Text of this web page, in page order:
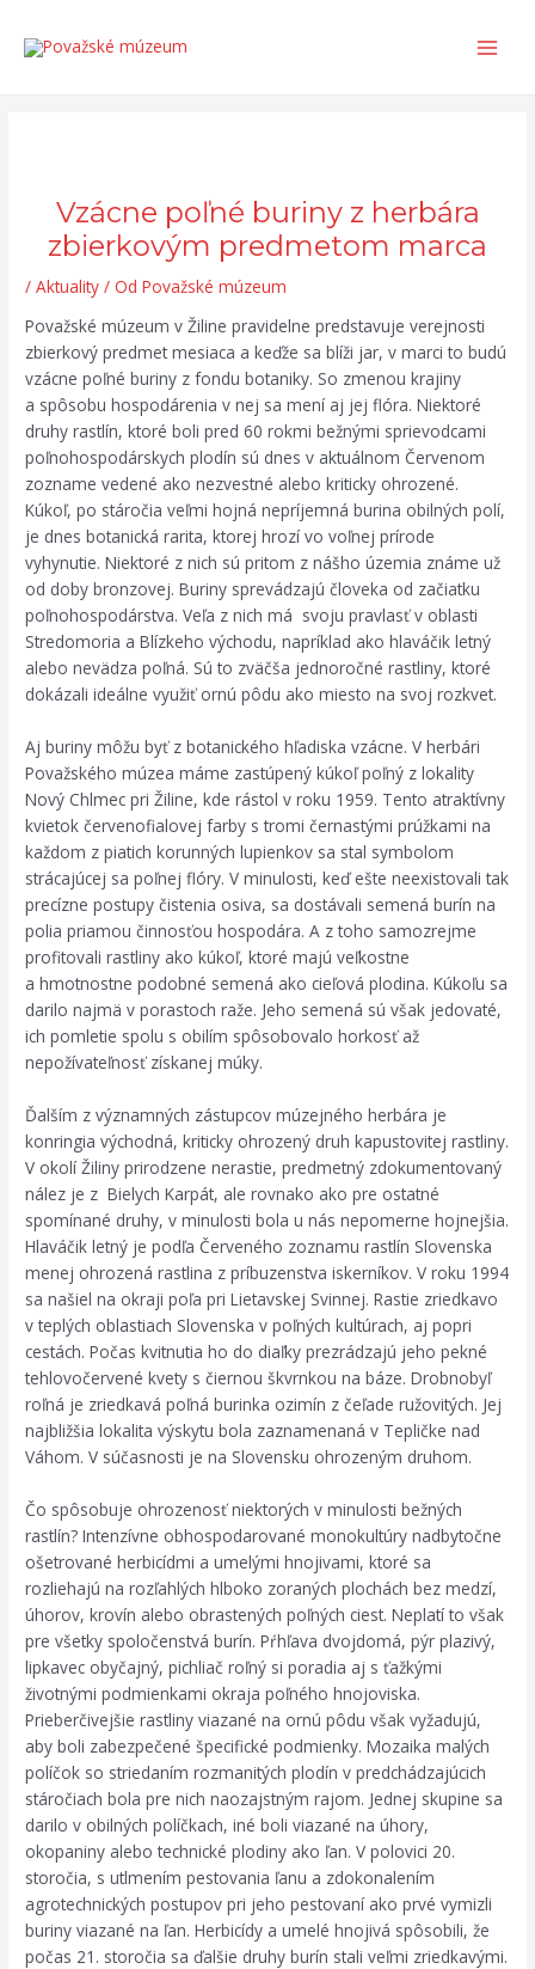
obsah
Vzácne poľné buriny z herbára
zbierkovým predmetom marca
/Aktuality / Od Považské múzeum
Považské múzeum v Žiline pravidelne predstavuje verejnosti
zbierkový predmet mesiaca a keďže sa blíži jar, v marci to budú
vzácne poľné buriny z fondu botaniky. So zmenou krajiny
a spôsobu hospodárenia v nej sa mení aj jej flóra. Niektoré
druhy rastlín, ktoré boli pred 60 rokmi bežnými sprievodcami
poľnohospodárskych plodín sú dnes v aktuálnom Červenom
zozname vedené ako nezvestné alebo kriticky ohrozené.
Kúkoľ, po stáročia veľmi hojná nepríjemná burina obilných polí,
je dnes botanická rarita, ktorej hrozí vo voľnej prírode
vyhynutie. Niektoré z nich sú pritom z nášho územia známe už
od doby bronzovej. Buriny sprevádzajú človeka od začiatku
poľnohospodárstva. Veľa z nich má svoju pravlasť v oblasti
Stredomoria a Blízkeho východu, napríklad ako hlaváčik letný
alebo nevädza poľná. Sú to zväčša jednoročné rastliny, ktoré
dokázali ideálne využiť ornú pôdu ako miesto na svoj rozkvet.
Aj buriny môžu byť z botanického hľadiska vzácne. V herbári
Považského múzea máme zastúpený kúkoľ poľný z lokality
Nový Chlmec pri Žiline, kde rástol v roku 1959. Tento atraktívny
kvietok červenofialovej farby s tromi černastými prúžkami na
každom z piatich korunných lupienkov sa stal symbolom
strácajúcej sa poľnej flóry. V minulosti, keď ešte neexistovali tak
precízne postupy čistenia osiva, sa dostávali semená burín na
polia priamou činnosťou hospodára. A z toho samozrejme
profitovali rastliny ako kúkoľ, ktoré majú veľkostne
a hmotnostne podobné semená ako cieľová plodina. Kúkoľu sa
darilo najmä v porastoch raže. Jeho semená sú však jedovaté,
ich pomletie spolu s obilím spôsobovalo horkosť až
nepožívateľnosť získanej múky.
Ďalším z významných zástupcov múzejného herbára je
konringia východná, kriticky ohrozený druh kapustovitej rastliny.
V okolí Žiliny prirodzene nerastie, predmetný zdokumentovaný
nález je z Bielych Karpát, ale rovnako ako pre ostatné
spomínané druhy, v minulosti bola u nás nepomerne hojnejšia.
Hlaváčik letný je podľa Červeného zoznamu rastlín Slovenska
menej ohrozená rastlina z príbuzenstva iskerníkov. V roku 1994
sa našiel na okraji poľa pri Lietavskej Svinnej. Rastie zriedkavo
v teplých oblastiach Slovenska v poľných kultúrach, aj popri
cestách. Počas kvitnutia ho do diaľky prezrádzajú jeho pekné
tehlovočervené kvety s čiernou škvrnkou na báze. Drobnobyľ
roľná je zriedkavá poľná burinka ozimín z čeľade ružovitých. Jej
najbližšia lokalita výskytu bola zaznamenaná v Tepličke nad
Váhom. V súčasnosti je na Slovensku ohrozeným druhom.
Čo spôsobuje ohrozenosť niektorých v minulosti bežných
rastlín? Intenzívne obhospodarované monokultúry nadbytočne
ošetrované herbicídmi a umelými hnojivami, ktoré sa
rozliehajú na rozľahlých hlboko zoraných plochách bez medzí,
úhorov, krovín alebo obrastených poľných ciest. Neplatí to však
pre všetky spoločenstvá burín. Pŕhľava dvojdomá, pýr plazivý,
lipkavec obyčajný, pichliač roľný si poradia aj s ťažkými
životnými podmienkami okraja poľného hnojoviska.
Prieberčivejšie rastliny viazané na ornú pôdu však vyžadujú,
aby boli zabezpečené špecifické podmienky. Mozaika malých
políčok so striedaním rozmanitých plodín v predchádzajúcich
stáročiach bola pre nich naozajstným rajom. Jednej skupine sa
darilo v obilných políčkach, iné boli viazané na úhory,
okopaniny alebo technické plodiny ako ľan. V polovici 20.
storočia, s utlmením pestovania ľanu a zdokonalením
agrotechnických postupov pri jeho pestovaní ako prvé vymizli
buriny viazané na ľan. Herbicídy a umelé hnojivá spôsobili, že
počas 21. storočia sa ďalšie druhy burín stali veľmi zriedkavými.
navigation